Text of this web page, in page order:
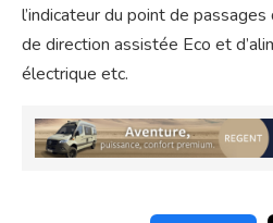
l’indicateur du point de
de direction assistée Eco et
électrique etc.